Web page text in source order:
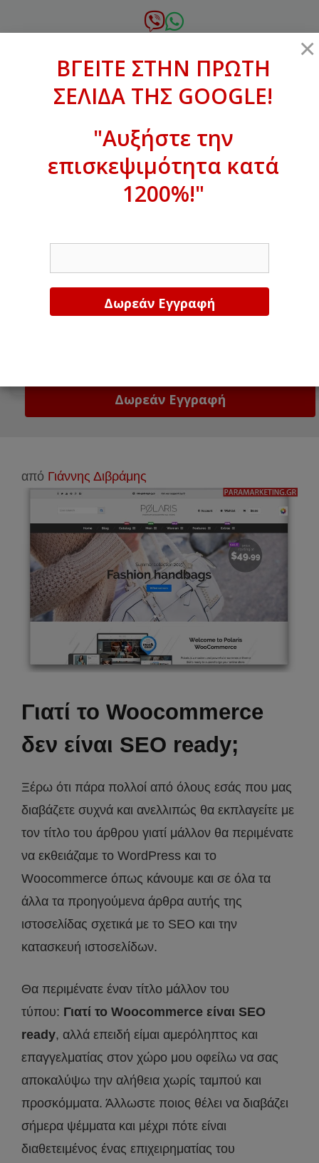
σε
xanthogenous@gmail.com
ΒΓΕΙΤΕ ΣΤΗΝ ΠΡΩΤΗ ΣΕΛΙΔΑ ΤΗΣ
GOOGLE!
από Γιάννης Διβράμης
Γιατί το Woocommerce
δεν είναι SEO ready;
Ξέρω ότι πάρα πολλοί από όλους εσάς που μας
διαβάζετε συχνά και ανελλιπώς θα εκπλαγείτε με
τον τίτλο του άρθρου γιατί μάλλον θα περιμένατε
να εκθειάζαμε το WordPress και το
Woocommerce όπως κάνουμε και σε όλα τα
άλλα τα προηγούμενα άρθρα αυτής της
ιστοσελίδας σχετικά με το SEΟ και την
κατασκευή ιστοσελίδων.
Θα περιμένατε έναν τίτλο μάλλον του
τύπου: Γιατί το Woocommerce είναι SEO
ready, αλλά επειδή είμαι αμερόληπτος και
επαγγελματίας στον χώρο μου οφείλω να σας
αποκαλύψω την αλήθεια χωρίς ταμπού και
προσκόμματα. Άλλωστε ποιος θέλει να διαβάζει
σήμερα ψέμματα και μέχρι πότε είναι
διαθετειμένος ένας επιχειρηματίας του
×
ΒΓΕΙΤΕ ΣΤΗΝ ΠΡΩΤΗ
ΣΕΛΙΔΑ ΤΗΣ GOOGLE!
"Αυξήστε την
επισκεψιμότητα κατά
1200%!"